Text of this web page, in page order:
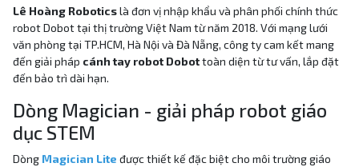
Lê Hoàng Roboticslà đơn vị nhập khẩu và phân phối chính thức
robot Dobot tại thị trường Việt Nam từ năm 2018. Với mạng lưới
văn phòng tại TP.HCM, Hà Nội và Đà Nẵng, công ty cam kết mang
đến giải pháp cánh tay robot Dobottoàn diện từ tư vấn, lắp đặt
đến bảo trì dài hạn.
Dòng Magician - giải pháp robot giáo
dục STEM
Dòng Magician Lite được thiết kế đặc biệt cho môi trường giáo